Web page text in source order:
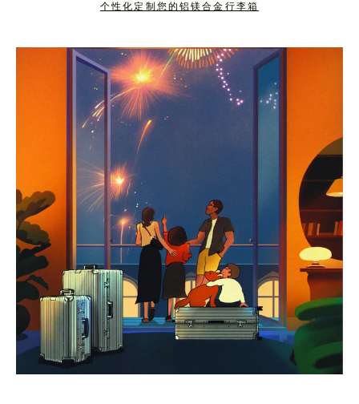
下
击
按
钮
取
消
静
个性化定制您的铝镁合金行李箱